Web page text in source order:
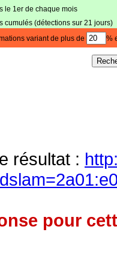
le 1er de chaque mois
cumulés (détections sur 21 jours)
variant de plus de %
résultat :
pour